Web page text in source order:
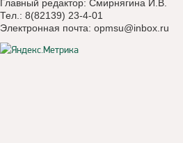
Главный редактор: Смирнягина И.В.
Тел.: 8(82139) 23-4-01
Электронная почта: opmsu@inbox.ru